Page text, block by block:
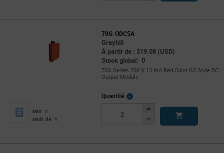
70G-ODC5A
Grayhill
À partir de : $19.08 (USD)
Stock global: 0
70G Series 200 V 13 mA Red Color G5 Style DC
Output Module
Min : 2
Mult. de : 1
Quantité
More
Increase
Decrease